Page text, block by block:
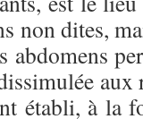
non dites,
abdomens
établi, à la